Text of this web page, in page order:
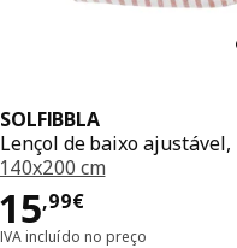
SOLFIBBLA
Lençol de baixo
140x200 cm
15,99€
Preço 15,99€
IVA incluído no preço